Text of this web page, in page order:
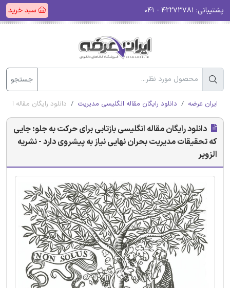
پشتیبانی: سبد خرید
جستجو
ایران عرضه دانلود رایگان مقاله انگلیسی مدیریت دانلود رایگان مقاله
دانلود رایگان مقاله انگلیسی بازتابی برای حرکت به جلو: جایی
که تحقیقات مدیریت بحران نهایی نیاز به پیشروی دارد - نشریه
الزویر